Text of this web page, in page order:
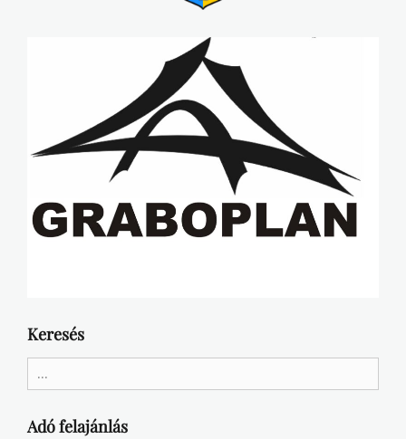
Keresés
for:
Adó felajánlás